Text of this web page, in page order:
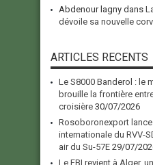
Abdenour lagny dans
dévoile sa nouvelle
ARTICLES RECENTS
Le S8000 Banderol : le
brouille la frontière
croisière 30/07/2026
Rosoboronexport
internationale du RVV-
air du Su-57E 29/07/
Le FBI revient à Alger,